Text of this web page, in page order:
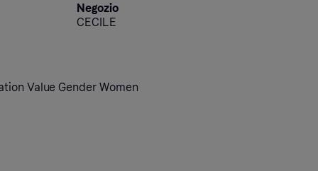
Negozio
CECILE
Value Gender Women